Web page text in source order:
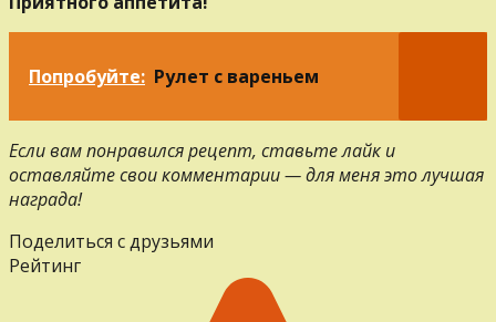
Попробуйте: Рулет с вареньем
Если вам понравился рецепт, ставьте лайк и
оставляйте свои комментарии — для меня это лучшая
награда!
Поделиться с друзьями
Рейтинг